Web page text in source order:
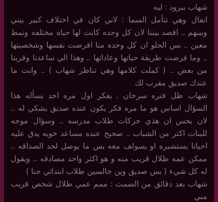
شهاب ببرود : ليه
انفال وهي تتأمل السما : لاني كان في اختلاف كبير بيني
وبينهم .. اقصد بيننا لان كل وحده كانت لها حياه مختلفه ونمط
معين .. بس الحلو ان كل وحده منا افرضت نفسها وشخصيتها
.. وما فرضت طريقة حياتها وعاداتها .. وهذا الي ساعدنا وقربنا
من بعض .. ( كملت كلامها وهي تناظر شهاب ) .. وانت ما
عندك صديق مقرب لك
شهاب ظل فتره سرحان . يفكر اول مره احد يسأله هذا
السؤال اساس هو ما مره فكر يكون عنده صديق يشكي له ..
لان يحس ان هذي حركات طلاب مدرسه .. وسؤال موجه
للبنات اكثر من الشباب .. صحيح عنده مساعد خويه يدق عليه
احيانا يستشيره او يسولف معه بس ما يوصل لحد الصداقه ..
ممكن عمه طلال قريب منه و هو اكثر واحد مصادقه .. ويقول
له كل شيء ( بس صديق وين جالسين طلاب ابتدائي حنا )
شهاب بعد دقائق من الصمت : ممم عمي طلال شخص قريب
مني